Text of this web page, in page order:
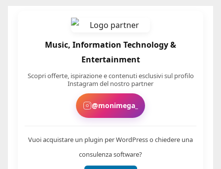
Music, Information Technology &
Entertainment
Scopri offerte, ispirazione e contenuti esclusivi sul profilo
Instagram del nostro partner
@monimega_
Vuoi acquistare un plugin per WordPress o chiedere una
consulenza software?